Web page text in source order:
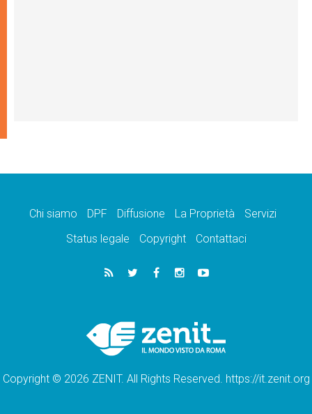
Chi siamo DPF Diffusione La Proprietà
Servizi
Status legale
Copyright Contattaci
Copyright © 2026 ZENIT. All Rights Reserved. https://it.zenit.org